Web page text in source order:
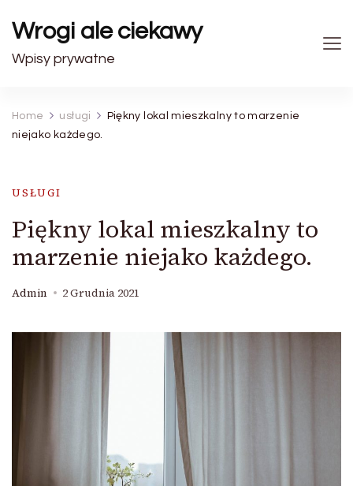
Wrogi ale ciekawy
Wpisy prywatne
Home usługi
Piękny lokal mieszkalny to marzenie
niejako każdego.
USŁUGI
Piękny lokal mieszkalny to
marzenie niejako każdego.
Admin 2 Grudnia 2021